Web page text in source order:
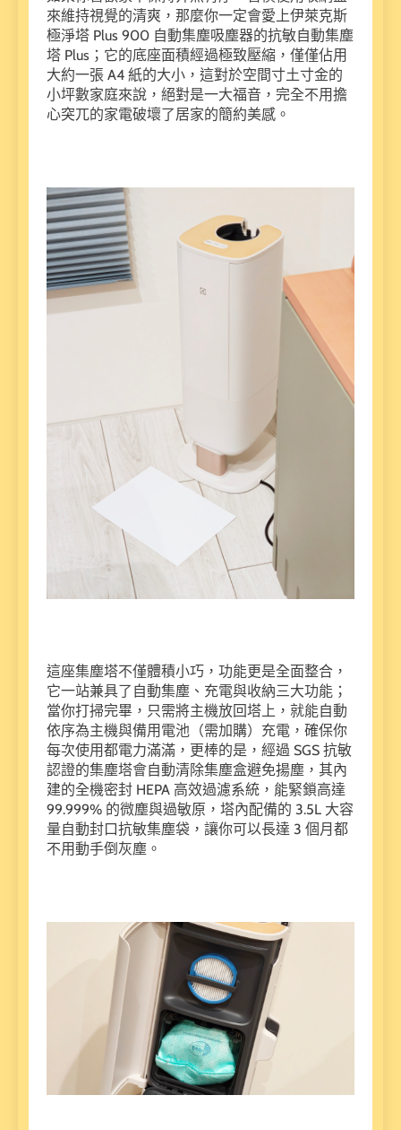
來維持視覺的清爽，那麼你一定會愛上伊萊克斯
極淨塔 Plus 900 自動集塵吸塵器的抗敏自動集塵
塔 Plus；它的底座面積經過極致壓縮，僅僅佔用
大約一張 A4 紙的大小，這對於空間寸土寸金的
小坪數家庭來說，絕對是一大福音，完全不用擔
心突兀的家電破壞了居家的簡約美感。
這座集塵塔不僅體積小巧，功能更是全面整合，
它一站兼具了自動集塵、充電與收納三大功能；
當你打掃完畢，只需將主機放回塔上，就能自動
依序為主機與備用電池（需加購）充電，確保你
每次使用都電力滿滿，更棒的是，經過 SGS 抗敏
認證的集塵塔會自動清除集塵盒避免揚塵，其內
建的全機密封 HEPA 高效過濾系統，能緊鎖高達
99.999% 的微塵與過敏原，塔內配備的 3.5L 大容
量自動封口抗敏集塵袋，讓你可以長達 3 個月都
不用動手倒灰塵。